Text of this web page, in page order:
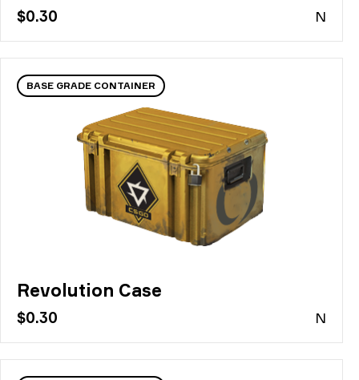
$0.30 N
BASE GRADE CONTAINER
Revolution Case
$0.30 N